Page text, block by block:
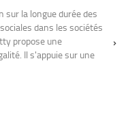
la longue durée des
dans les sociétés
propose une
Il s'appuie sur une